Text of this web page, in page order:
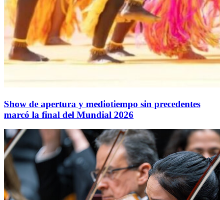
Show de apertura y mediotiempo sin precedentes
marcó la final del Mundial 2026